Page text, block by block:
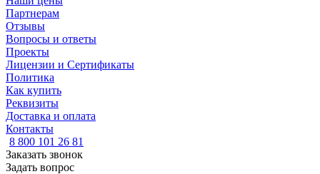
Партнерам
Отзывы
Вопросы и ответы
Проекты
Лицензии и Сертификаты
Политика
Как купить
Реквизиты
Доставка и оплата
Контакты
8 800 101 26 81
Заказать звонок
Задать вопрос